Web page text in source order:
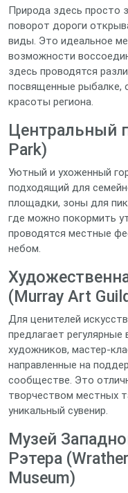
Природа здесь просто
поворот дороги
виды. Это идеальное
возможности
здесь проводятся
посвященные рыбалке,
красоты региона.
Центральный
Park)
Уютный и ухоженный
подходящий для
площадки, зоны для
где можно покормить
проводятся местные
небом.
(Murray Art
Для ценителей
предлагает
художников, мастер-
направленные на
сообществе. Это
творчеством местных
уникальный сувенир.
Музей
Рэтера
Museum)